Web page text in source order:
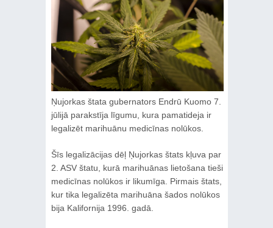
Ņujorkas štata gubernators Endrū Kuomo 7.
jūlijā parakstīja līgumu, kura pamatideja ir
legalizēt marihuānu medicīnas nolūkos.
Šīs legalizācijas dēļ Ņujorkas štats kļuva par
2. ASV štatu, kurā marihuānas lietošana tieši
medicīnas nolūkos ir likumīga. Pirmais štats,
kur tika legalizēta marihuāna šados nolūkos
bija Kalifornija 1996. gadā.